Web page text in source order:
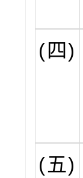
(四)
(五)